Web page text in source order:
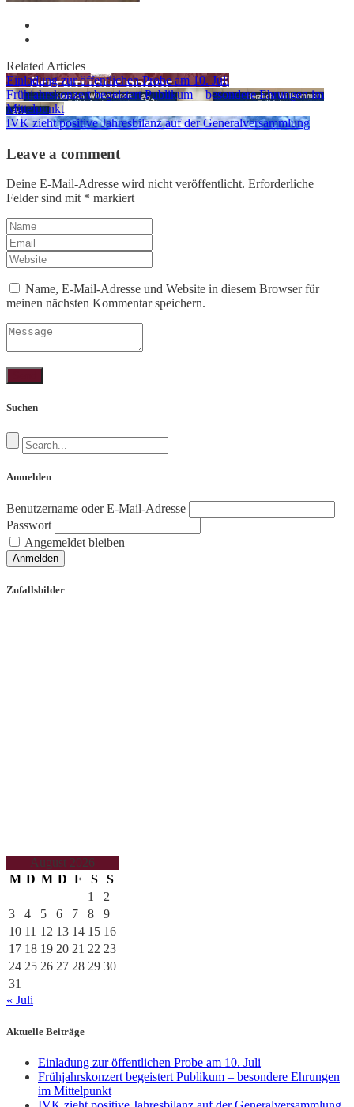
Related Articles
Einladung zur öffentlichen Probe am 10. Juli
Frühjahrskonzert begeistert Publikum – besondere Ehrungen im
Mittelpunkt
IVK zieht positive Jahresbilanz auf der Generalversammlung
Leave a comment
Deine E-Mail-Adresse wird nicht veröffentlicht. Erforderliche
Felder sind mit * markiert
Name, E-Mail-Adresse und Website in diesem Browser für
meinen nächsten Kommentar speichern.
Suchen
Anmelden
Benutzername oder E-Mail-Adresse
Passwort
Angemeldet bleiben
Anmelden
Zufallsbilder
August 2026
M D M D F S
S
1
2
3
4 5 6 7 8
9
10 11 12 13 14 15 16
17 18 19 20 21 22 23
24 25 26 27 28 29 30
31
« Juli
Aktuelle Beiträge
Einladung zur öffentlichen Probe am 10. Juli
Frühjahrskonzert begeistert Publikum – besondere Ehrungen
im Mittelpunkt